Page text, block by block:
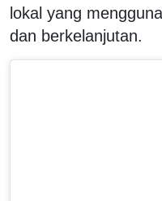
lokal yang
dan berkelanjutan.